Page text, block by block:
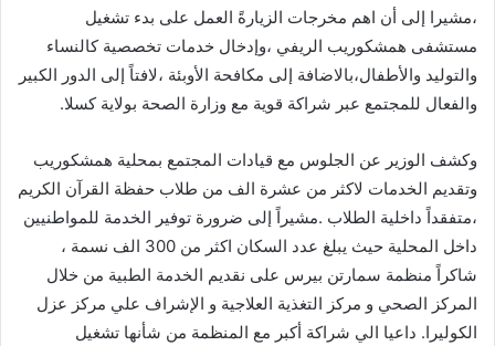
،مشيرا إلى أن اهم مخرجات الزيارةً العمل على بدء تشغيل
مستشفى همشكوريب الريفي ،وإدخال خدمات تخصصية كالنساء
والتوليد والأطفال،بالاضافة إلى مكافحة الأوبئة ،لافتاً إلى الدور الكبير
والفعال للمجتمع عبر شراكة قوية مع وزارة الصحة بولاية كسلا.
وكشف الوزير عن الجلوس مع قيادات المجتمع بمحلية همشكوريب
وتقديم الخدمات لاكثر من عشرة الف من طلاب حفظة القرآن الكريم
،متفقداً داخلية الطلاب .مشيراً إلى ضرورة توفير الخدمة للمواطنيين
داخل المحلية حيث يبلغ عدد السكان اكثر من 300 الف نسمة ،
شاكراً منظمة سمارتن بيرس على نقديم الخدمة الطبية من خلال
المركز الصحي و مركز التغذية العلاجية و الإشراف علي مركز عزل
الكوليرا. داعيا الي شراكة أكبر مع المنظمة من شأنها تشغيل